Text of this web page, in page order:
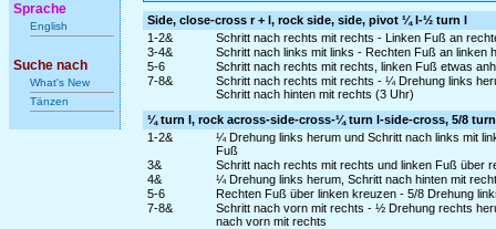
Sprache
English
Suche nach
What's New
Tänzen
Side, close-cross r + l, rock side, side, pivot ¼ l-½ turn l
1-2&
Schritt nach rechts mit rechts - Linken Fuß an
3-4&
Schritt nach links mit links - Rechten Fuß an
5-6
Schritt nach rechts mit rechts, linken Fuß etwas
7-8&
Schritt nach rechts mit rechts - ¼ Drehung links
Schritt nach hinten mit rechts (3 Uhr)
¼ turn l, rock across-side-cross-¼ turn l-side-cross, 5/8
1-2&
¼ Drehung links herum und Schritt nach links mit
Fuß
3&
Schritt nach rechts mit rechts und linken Fuß über
4&
¼ Drehung links herum, Schritt nach hinten mit
5-6
Rechten Fuß über linken kreuzen - 5/8 Drehung
7-8&
Schritt nach vorn mit rechts - ½ Drehung rechts
nach vorn mit rechts